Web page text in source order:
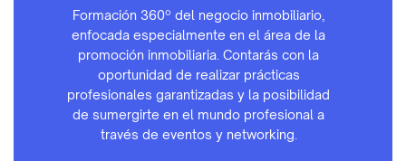
Formación 360º del negocio inmobiliario,
enfocada especialmente en el área de la
promoción inmobiliaria. Contarás con la
oportunidad de realizar prácticas
profesionales garantizadas y la posibilidad
de sumergirte en el mundo profesional a
través de eventos y networking.